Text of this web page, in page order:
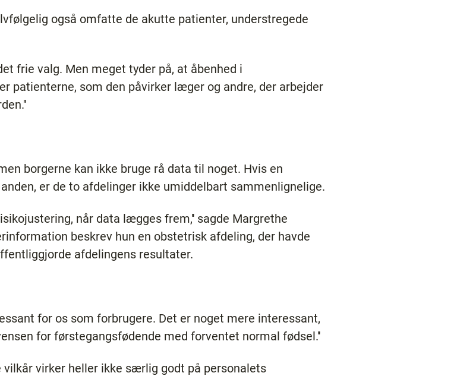
også omfatte de akutte patienter, understregede
frie valg. Men meget tyder på, at åbenhed i
patienterne, som den påvirker læger og andre, der arbejder
borgerne kan ikke bruge rå data til noget. Hvis en
er de to afdelinger ikke umiddelbart sammenlignelige.
når data lægges frem,'' sagde Margrethe
beskrev hun en obstetrisk afdeling, der havde
afdelingens resultater.
for os som forbrugere. Det er noget mere interessant,
for førstegangsfødende med forventet normal fødsel.''
virker heller ikke særlig godt på personalets